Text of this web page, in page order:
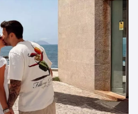
genera dudas